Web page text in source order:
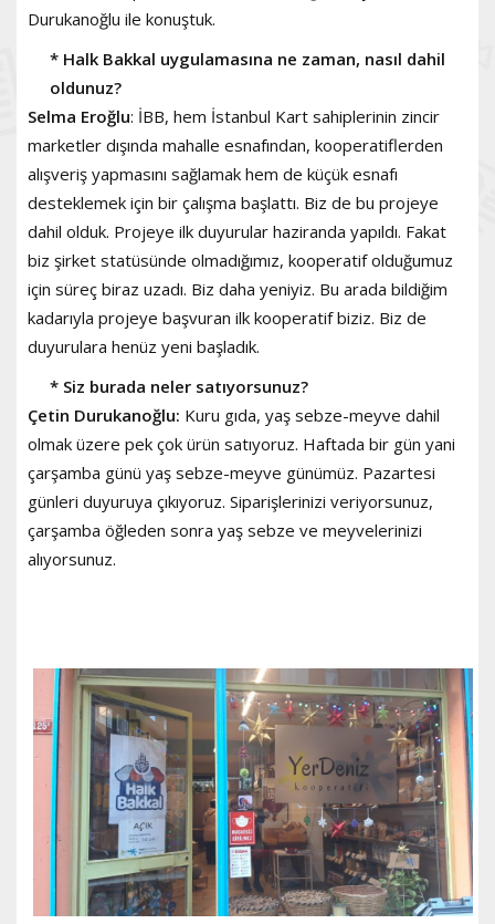
Durukanoğlu ile konuştuk.
* Halk Bakkal uygulamasına ne zaman, nasıl dahil
oldunuz?
Selma Eroğlu: İBB, hem İstanbul Kart sahiplerinin zincir
marketler dışında mahalle esnafından, kooperatiflerden
alışveriş yapmasını sağlamak hem de küçük esnafı
desteklemek için bir çalışma başlattı. Biz de bu projeye
dahil olduk. Projeye ilk duyurular haziranda yapıldı. Fakat
biz şirket statüsünde olmadığımız, kooperatif olduğumuz
için süreç biraz uzadı. Biz daha yeniyiz. Bu arada bildiğim
kadarıyla projeye başvuran ilk kooperatif biziz. Biz de
duyurulara henüz yeni başladık.
* Siz burada neler satıyorsunuz?
Çetin Durukanoğlu: Kuru gıda, yaş sebze-meyve dahil
olmak üzere pek çok ürün satıyoruz. Haftada bir gün yani
çarşamba günü yaş sebze-meyve günümüz. Pazartesi
günleri duyuruya çıkıyoruz. Siparişlerinizi veriyorsunuz,
çarşamba öğleden sonra yaş sebze ve meyvelerinizi
alıyorsunuz.